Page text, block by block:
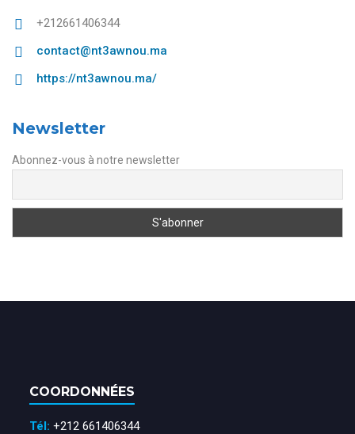
+212661406344
contact@nt3awnou.ma
https://nt3awnou.ma/
Newsletter
Abonnez-vous à notre newsletter
COORDONNÉES
Tél: +212 661406344